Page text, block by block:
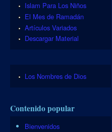
Islam Para Los Niños
El Mes de Ramadán
Artículos Variados
Descargar Material
Los Nombres de Dios
Contenido popular
Bienvenidos